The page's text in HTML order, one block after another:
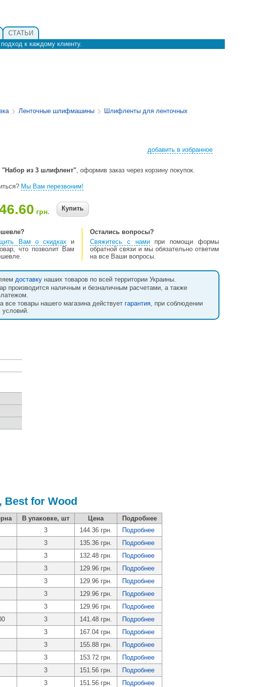
СТАТЬИ
к каждому клиенту.
Ленточные шлифмашины
Шлифленты для ленточных
добавить в избранное
"Набор из 3 шлифлент", оформив заказ через корзину покупок.
Мы Вам перезвоним!
грн. Купить
Вам о скидкахи
что позволит Вам
Остались вопросы?
Свяжитесь с намипри помощи формы
обратной связи и мы обязательно ответим
на все Ваши вопросы.
доставку наших товаров по всей территории Украины.
производится наличным и безналичным расчетами, а также
все товары нашего магазина действует гарантия, при соблюдении
условий.
for Wood
В упаковке, шт Цена
Подробнее
3 144.36 грн.
Подробнее
3 135.36 грн.
Подробнее
3 132.48 грн.
Подробнее
3 129.96 грн.
Подробнее
3 129.96 грн.
Подробнее
3 129.96 грн.
Подробнее
3 129.96 грн.
Подробнее
3 141.48 грн.
Подробнее
3 167.04 грн.
Подробнее
3 155.88 грн.
Подробнее
3 153.72 грн.
Подробнее
3 151.56 грн.
Подробнее
3 151.56 грн.
Подробнее